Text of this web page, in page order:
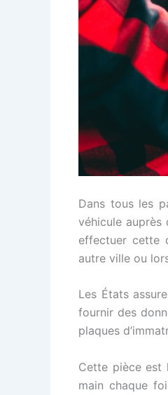
Dans tous les
véhicule auprès
effectuer cette
autre ville ou
Les États
fournir des
plaques
Cette pièce est
main chaque